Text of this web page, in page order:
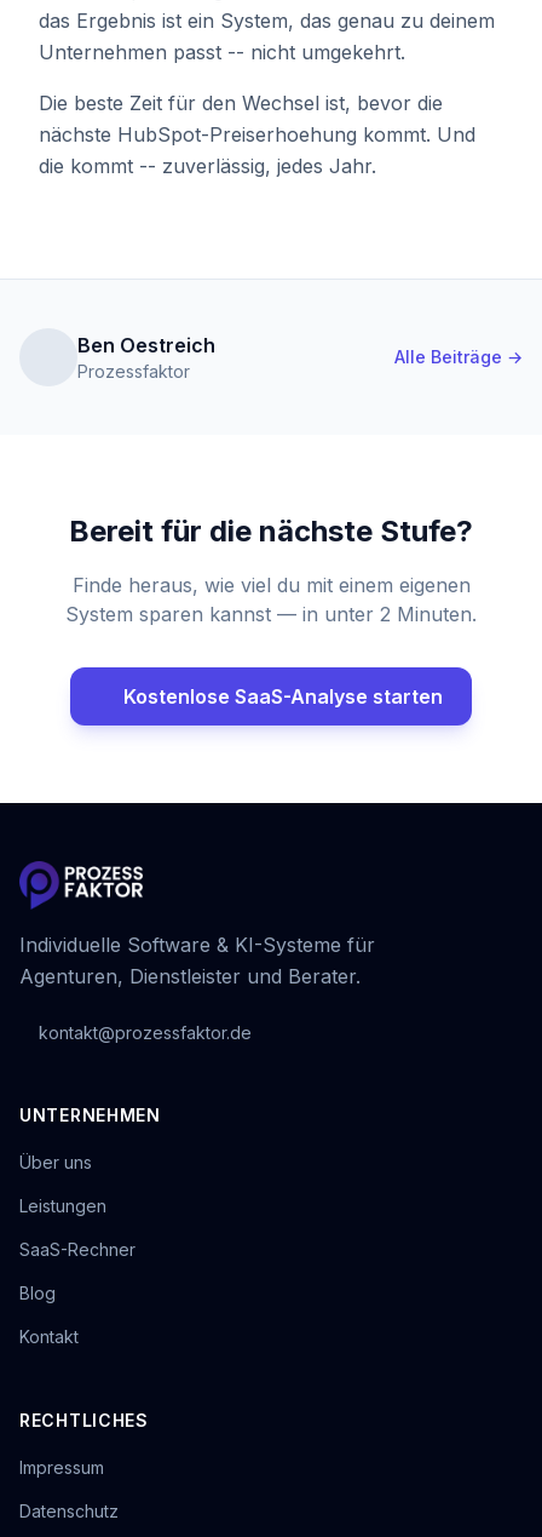
das Ergebnis ist ein System, das genau zu deinem
Unternehmen passt -- nicht umgekehrt.
Die beste Zeit für den Wechsel ist, bevor die
nächste HubSpot-Preiserhoehung kommt. Und
die kommt -- zuverlässig, jedes Jahr.
Ben Oestreich
Prozessfaktor
Alle Beiträge →
Bereit für die nächste Stufe?
Finde heraus, wie viel du mit einem eigenen
System sparen kannst — in unter 2 Minuten.
Kostenlose SaaS-Analyse starten
Individuelle Software & KI-Systeme für
Agenturen, Dienstleister und Berater.
kontakt@prozessfaktor.de
UNTERNEHMEN
Über uns
Leistungen
SaaS-Rechner
Blog
Kontakt
RECHTLICHES
Impressum
Datenschutz